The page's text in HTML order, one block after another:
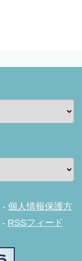
- 個人情報保護方
- RSSフィード